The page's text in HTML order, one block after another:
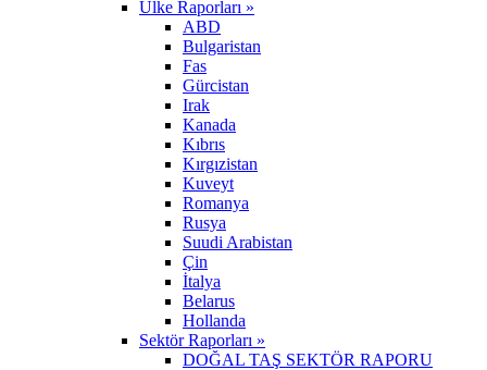
Ülke Raporları »
ABD
Bulgaristan
Fas
Gürcistan
Irak
Kanada
Kıbrıs
Kırgızistan
Kuveyt
Romanya
Rusya
Suudi Arabistan
Çin
İtalya
Belarus
Hollanda
Sektör Raporları »
DOĞAL TAŞ SEKTÖR RAPORU